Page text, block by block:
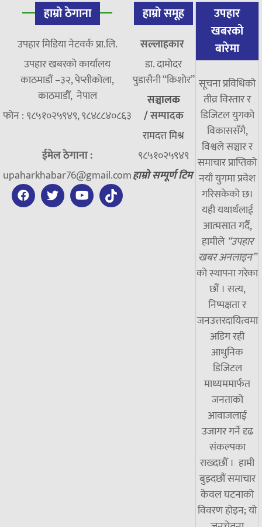
हाम्रो ठेगाना
उपहार मिडिया नेटवर्क प्रा.लि.
उपहार खबरको कार्यालय
काठमाडौं –३२, पेप्सीकोला,
काठमाडौँ, नेपाल
फोन : ९८५१०२५९४९, ९८४८८४०८६३
ईमेल ठेगाना :
upaharkhabar76@gmail.com
हाम्रो समूह
सल्लाहकार
डा. दामाेदर
पुडासैनी “किशाेर”
सञ्चालक
/सम्पादक
रामदत्त मिश्र
९८५१०२५९४९
हाम्रो सम्पूर्ण टिम
उपहार
खबरको
बारेमा
सूचना प्रविधिको
तीव्र विस्तार र
डिजिटल युगको
विकाससँगै,
विश्वले सञ्चार र
समाचार प्राप्तिको
नयाँ युगमा प्रवेश
गरिसकेको छ।
यही यथार्थलाई
आत्मसात गर्दै,
हामीले “उपहार
खबर अनलाइन”
को स्थापना गरेका
छौं । सत्य,
निष्पक्षता र
जनउत्तरदायित्वमा
अडिग रही
आधुनिक
डिजिटल
माध्यममार्फत
जनताको
आवाजलाई
उजागर गर्ने दृढ
संकल्पका
राख्दछौँ । हामी
बुझ्दछौं समाचार
केवल घटनाको
विवरण होइन; यो